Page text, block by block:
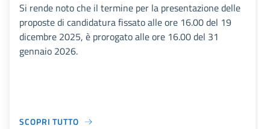
Si rende noto che il termine per la presentazione delle
proposte di candidatura fissato alle ore 16.00 del 19
dicembre 2025, è prorogato alle ore 16.00 del 31
gennaio 2026.
SCOPRI TUTTO